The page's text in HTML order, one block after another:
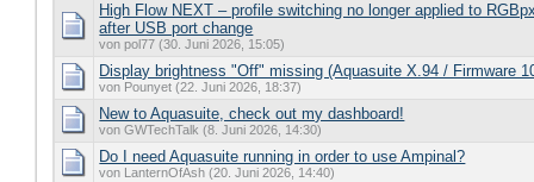
High Flow NEXT – profile switching no longer applied to
after USB port change
von pol77 (30. Juni 2026, 15:05)
Display brightness "Off" missing (Aquasuite X.94 / Firmware
von Pounyet (22. Juni 2026, 18:37)
New to Aquasuite, check out my dashboard!
von GWTechTalk (8. Juni 2026, 14:30)
Do I need Aquasuite running in order to use Ampinal?
von LanternOfAsh (20. Juni 2026, 14:40)